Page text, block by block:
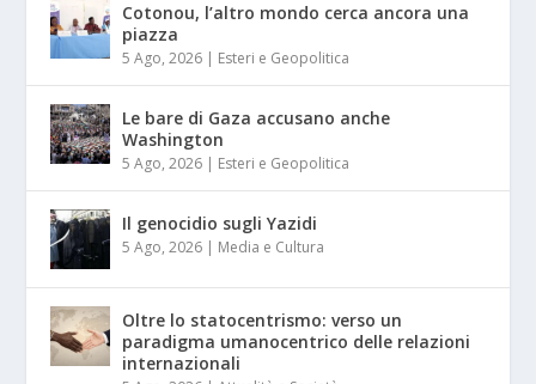
Cotonou, l’altro mondo cerca ancora una
piazza
5 Ago, 2026 | Esteri e Geopolitica
Le bare di Gaza accusano anche
Washington
5 Ago, 2026 | Esteri e Geopolitica
Il genocidio sugli Yazidi
5 Ago, 2026 | Media e Cultura
Oltre lo statocentrismo: verso un
paradigma umanocentrico delle relazioni
internazionali